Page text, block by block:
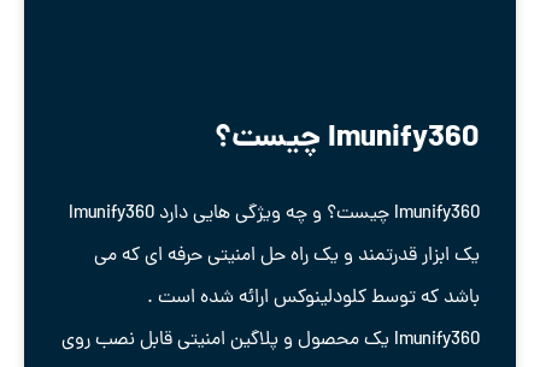
Imunify360 چیست؟
Imunify360 چیست؟ و چه ویژگی هایی دارد Imunify360
یک ابزار قدرتمند و یک راه حل امنیتی حرفه ای که می
باشد که توسط کلودلینوکس ارائه شده است .
Imunify360 یک محصول و پلاگین امنیتی قابل نصب روی